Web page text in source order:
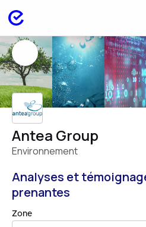
Antea Group
Environnement
Analyses et
prenantes
Zone